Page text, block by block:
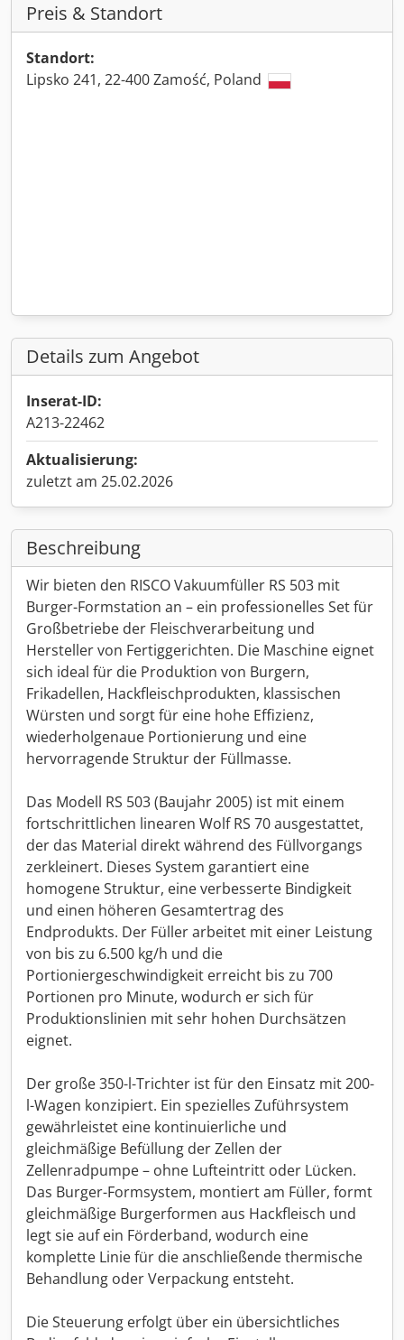
Preis & Standort
Standort:
Lipsko 241, 22-400 Zamość, Poland
Details zum Angebot
Inserat-ID:
A213-22462
Aktualisierung:
zuletzt am 25.02.2026
Beschreibung
Wir bieten den RISCO Vakuumfüller RS 503 mit
Burger-Formstation an – ein professionelles Set für
Großbetriebe der Fleischverarbeitung und
Hersteller von Fertiggerichten. Die Maschine eignet
sich ideal für die Produktion von Burgern,
Frikadellen, Hackfleischprodukten, klassischen
Würsten und sorgt für eine hohe Effizienz,
wiederholgenaue Portionierung und eine
hervorragende Struktur der Füllmasse.
Das Modell RS 503 (Baujahr 2005) ist mit einem
fortschrittlichen linearen Wolf RS 70 ausgestattet,
der das Material direkt während des Füllvorgangs
zerkleinert. Dieses System garantiert eine
homogene Struktur, eine verbesserte Bindigkeit
und einen höheren Gesamtertrag des
Endprodukts. Der Füller arbeitet mit einer Leistung
von bis zu 6.500 kg/h und die
Portioniergeschwindigkeit erreicht bis zu 700
Portionen pro Minute, wodurch er sich für
Produktionslinien mit sehr hohen Durchsätzen
eignet.
Der große 350-l-Trichter ist für den Einsatz mit 200-
l-Wagen konzipiert. Ein spezielles Zuführsystem
gewährleistet eine kontinuierliche und
gleichmäßige Befüllung der Zellen der
Zellenradpumpe – ohne Lufteintritt oder Lücken.
Das Burger-Formsystem, montiert am Füller, formt
gleichmäßige Burgerformen aus Hackfleisch und
legt sie auf ein Förderband, wodurch eine
komplette Linie für die anschließende thermische
Behandlung oder Verpackung entsteht.
Die Steuerung erfolgt über ein übersichtliches